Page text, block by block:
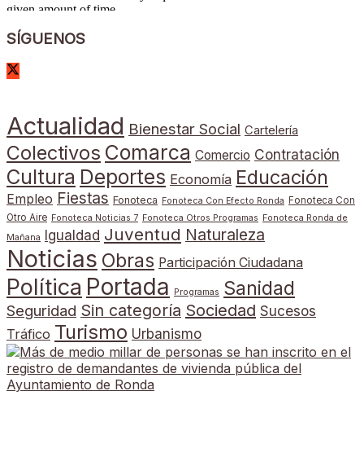
SÍGUENOS
Actualidad Bienestar Social Cartelería
Colectivos Comarca Comercio Contratación
Cultura Deportes Economía Educación
Empleo Fiestas Fonoteca Fonoteca Con Efecto Ronda
Fonoteca Con
Otro Aire Fonoteca Noticias 7 Fonoteca Otros Programas
Fonoteca Ronda de
Mañana
Igualdad Juventud Naturaleza
Noticias Obras Participación Ciudadana
Política Portada Programas Sanidad
Seguridad Sin categoría Sociedad Sucesos
Tráfico Turismo Urbanismo